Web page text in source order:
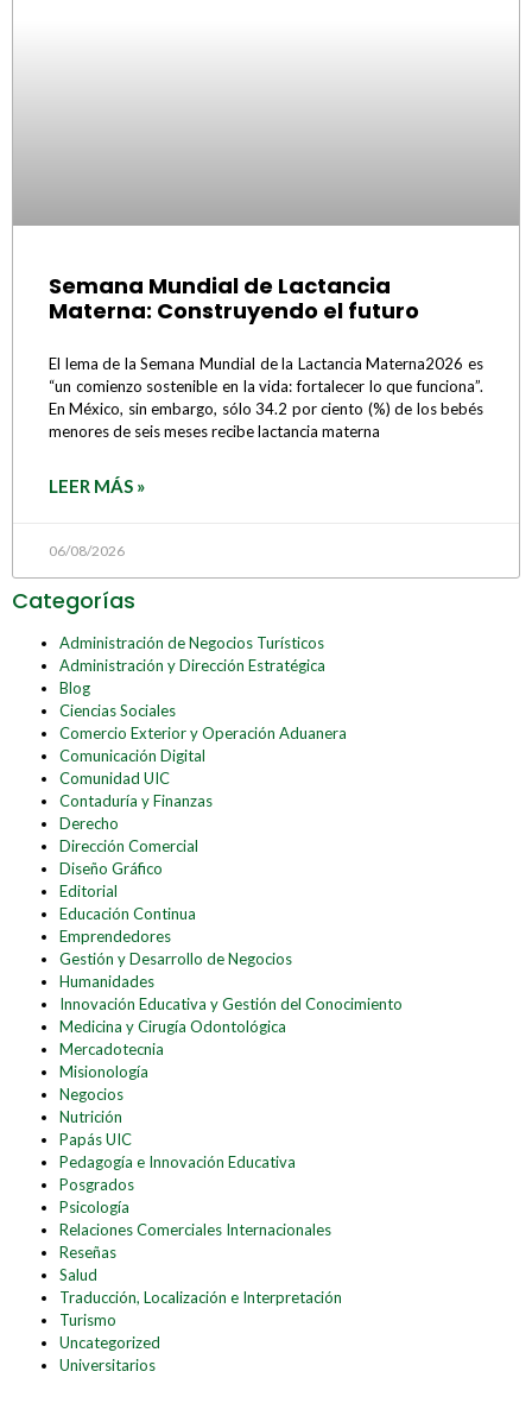
Semana Mundial de Lactancia
Materna: Construyendo el futuro
El lema de la Semana Mundial de la Lactancia Materna2026 es
“un comienzo sostenible en la vida: fortalecer lo que funciona”.
En México, sin embargo, sólo 34.2 por ciento (%) de los bebés
menores de seis meses recibe lactancia materna
LEER MÁS »
06/08/2026
Categorías
Administración de Negocios Turísticos
Administración y Dirección Estratégica
Blog
Ciencias Sociales
Comercio Exterior y Operación Aduanera
Comunicación Digital
Comunidad UIC
Contaduría y Finanzas
Derecho
Dirección Comercial
Diseño Gráfico
Editorial
Educación Continua
Emprendedores
Gestión y Desarrollo de Negocios
Humanidades
Innovación Educativa y Gestión del Conocimiento
Medicina y Cirugía Odontológica
Mercadotecnia
Misionología
Negocios
Nutrición
Papás UIC
Pedagogía e Innovación Educativa
Posgrados
Psicología
Relaciones Comerciales Internacionales
Reseñas
Salud
Traducción, Localización e Interpretación
Turismo
Uncategorized
Universitarios